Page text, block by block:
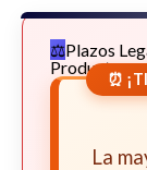
Plazos
Productos
⏰
La